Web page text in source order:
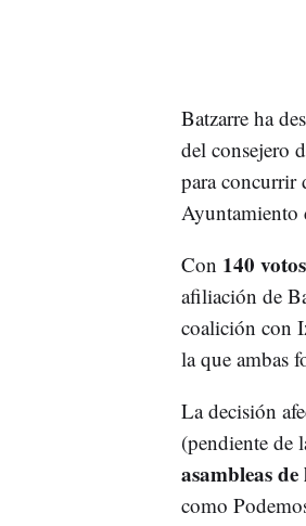
Batzarre ha
del consejero
para concurrir
Ayuntamiento
Con 140
afiliación de
coalición con
la que ambas
La decisión
(pendiente de
asambleas
como